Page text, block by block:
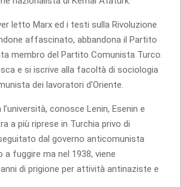
letto Marx ed i testi sulla Rivoluzione
affascinato, abbandona il Partito
membro del Partito Comunista Turco.
e si iscrive alla facoltà di sociologia
dei lavoratori d’Oriente.
conosce Lenin, Esenin e
a più riprese in Turchia privo di
dal governo anticomunista
fuggire ma nel 1938, viene
di prigione per attività antinaziste e